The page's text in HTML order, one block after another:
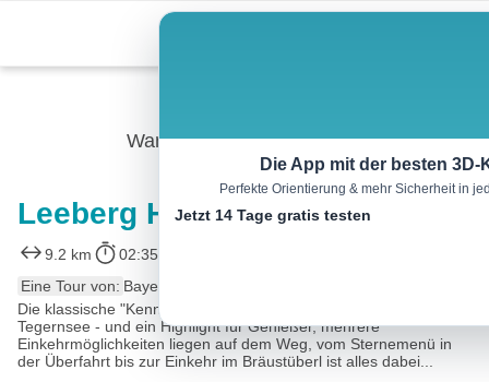
content
Wandern
Leeberg Höhenweg
9.2 km 02:35 h
Eine Tour von: BayernCloud Tourismus
Die klassische "Kennenlerntour" für das Gebiet um den
Tegernsee - und ein Highlight für Genießer, mehrere
Einkehrmöglichkeiten liegen auf dem Weg, vom Sternemenü in
der Überfahrt bis zur Einkehr im Bräustüberl ist alles dabei...
Die App mit der besten 3D-
Perfekte Orientierung & mehr Sicherheit in
Jetzt 14 Tage gratis testen